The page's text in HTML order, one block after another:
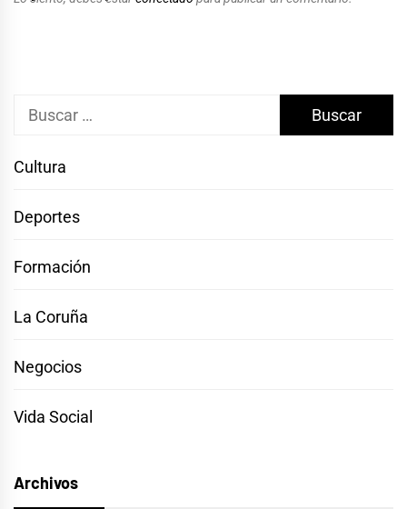
Buscar:
Cultura
Deportes
Formación
La Coruña
Negocios
Vida Social
Archivos